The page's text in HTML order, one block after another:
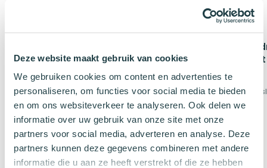
Deze website maakt gebruik van cookies
We gebruiken cookies om content en advertenties te
personaliseren, om functies voor social media te bieden
en om ons websiteverkeer te analyseren. Ook delen we
informatie over uw gebruik van onze site met onze
partners voor social media, adverteren en analyse. Deze
partners kunnen deze gegevens combineren met andere
informatie die u aan ze heeft verstrekt of die ze hebben
met plastic kaft Geruit 5×5
96P Zwart
3 in 1 Schrift met insteekhoezen
A4 Geruit 5x5mm 120 bladzijdes
6,95 Oorspronkelijke
prijs
was:
€6,95.
€ 5,00Huidige
prijs
is:
€5,00.
Oxford Live & Go
rings A4 XL
Capaciteit 450 vel
Extreem duurzaam &
€17,95